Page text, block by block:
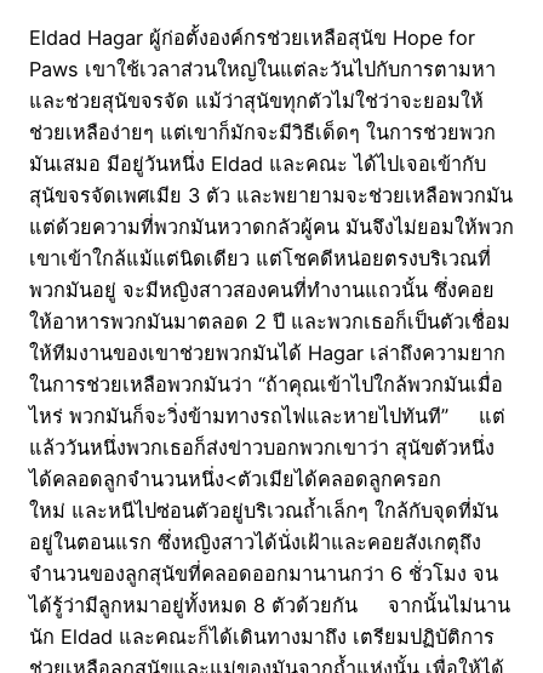
Eldad Hagar ผู้ก่อตั้งองค์กรช่วยเหลือสุนัข Hope for
Paws เขาใช้เวลาส่วนใหญ่ในแต่ละวันไปกับการตามหา
และช่วยสุนัขจรจัด แม้ว่าสุนัขทุกตัวไม่ใช่ว่าจะยอมให้
ช่วยเหลือง่ายๆ แต่เขาก็มักจะมีวิธีเด็ดๆ ในการช่วยพวก
มันเสมอ มีอยู่วันหนึ่ง Eldad และคณะ ได้ไปเจอเข้ากับ
สุนัขจรจัดเพศเมีย 3 ตัว และพยายามจะช่วยเหลือพวกมัน
แต่ด้วยความที่พวกมันหวาดกลัวผู้คน มันจึงไม่ยอมให้พวก
เขาเข้าใกล้แม้แต่นิดเดียว แต่โชคดีหน่อยตรงบริเวณที่
พวกมันอยู่ จะมีหญิงสาวสองคนที่ทำงานแถวนั้น ซึ่งคอย
ให้อาหารพวกมันมาตลอด 2 ปี และพวกเธอก็เป็นตัวเชื่อม
ให้ทีมงานของเขาช่วยพวกมันได้ Hagar เล่าถึงความยาก
ในการช่วยเหลือพวกมันว่า “ถ้าคุณเข้าไปใกล้พวกมันเมื่อ
ไหร่ พวกมันก็จะวิ่งข้ามทางรถไฟและหายไปทันที” แต่
แล้ววันหนึ่งพวกเธอก็ส่งข่าวบอกพวกเขาว่า สุนัขตัวหนึ่ง
ได้คลอดลูกจำนวนหนึ่ง<ตัวเมียได้คลอดลูกครอก
ใหม่ และหนีไปซ่อนตัวอยู่บริเวณถ้ำเล็กๆ ใกล้กับจุดที่มัน
อยู่ในตอนแรก ซึ่งหญิงสาวได้นั่งเฝ้าและคอยสังเกตุถึง
จำนวนของลูกสุนัขที่คลอดออกมานานกว่า 6 ชั่วโมง จน
ได้รู้ว่ามีลูกหมาอยู่ทั้งหมด 8 ตัวด้วยกัน จากนั้นไม่นาน
นัก Eldad และคณะก็ได้เดินทางมาถึง เตรียมปฏิบัติการ